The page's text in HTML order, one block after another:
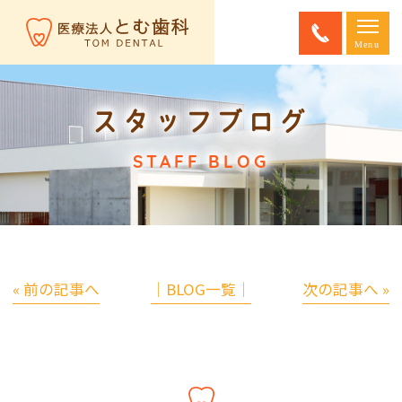
スタッフブログ
STAFF BLOG
« 前の記事へ │BLOG一覧│ 次の記事へ »